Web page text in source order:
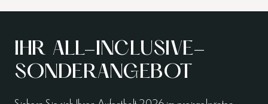
IHR ALL-INCLUSIVE-
SONDERANGEBOT